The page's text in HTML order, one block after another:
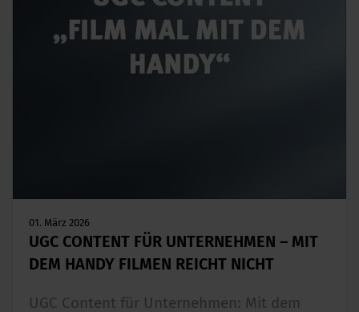
01. März 2026
UGC CONTENT FÜR UNTERNEHMEN – MIT
DEM HANDY FILMEN REICHT NICHT
UGC Content für Unternehmen: Mit dem